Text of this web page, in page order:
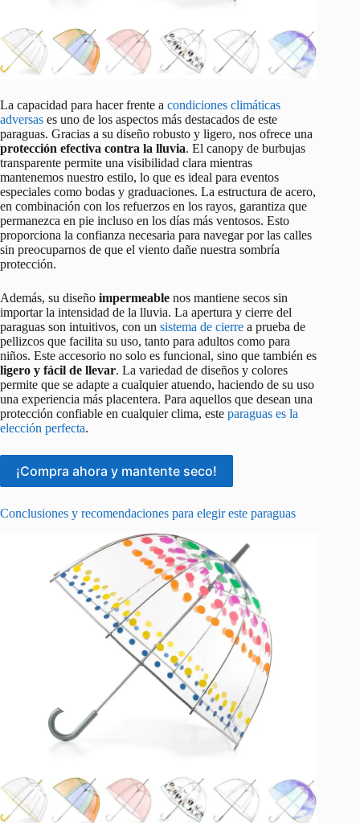
La capacidad para hacer frente a condiciones climáticas
adversas es uno de los aspectos más destacados de este
paraguas. Gracias a su diseño robusto y ligero, nos ofrece una
protección efectiva contra la lluvia. El canopy de burbujas
transparente permite una visibilidad clara mientras
mantenemos nuestro estilo, lo que es ideal para eventos
especiales como bodas y graduaciones. La estructura de acero,
en combinación con los refuerzos en los rayos, garantiza que
permanezca en pie incluso en los días más ventosos. Esto
proporciona la confianza necesaria para navegar por las calles
sin preocuparnos de que el viento dañe nuestra sombría
protección.
Además, su diseño impermeable nos mantiene secos sin
importar la intensidad de la lluvia. La apertura y cierre del
paraguas son intuitivos, con un sistema de cierre a prueba de
pellizcos que facilita su uso, tanto para adultos como para
niños. Este accesorio no solo es funcional, sino que también es
ligero y fácil de llevar. La variedad de diseños y colores
permite que se adapte a cualquier atuendo, haciendo de su uso
una experiencia más placentera. Para aquellos que desean una
protección confiable en cualquier clima, este paraguas es la
elección perfecta.
¡Compra ahora y mantente seco!
Conclusiones y recomendaciones para elegir este paraguas